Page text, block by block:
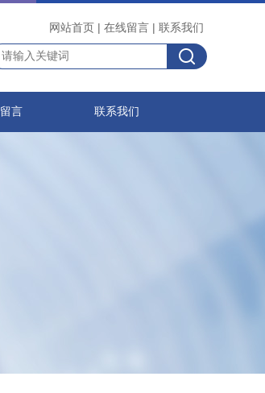
网站首页 | 在线留言 | 联系我们
言 联系我们